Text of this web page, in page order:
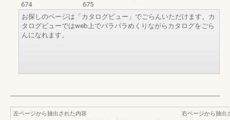
674
675
お探しのページは「カタログビュー」でごらんいただけます。カ
タログビューではweb上でパラパラめくりながらカタログをごら
んになれます。
左ページから抽出された内容
右ページから抽出